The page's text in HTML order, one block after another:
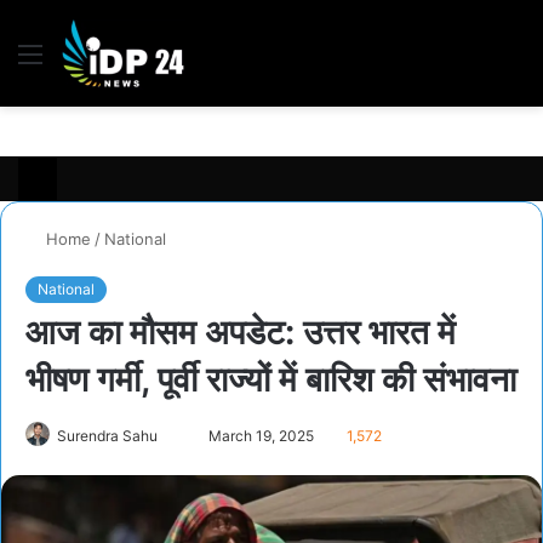
Menu
Home / National
National
आज का मौसम अपडेट: उत्तर भारत में
भीषण गर्मी, पूर्वी राज्यों में बारिश की संभावना
Surendra Sahu
d
March 19, 2025 1,572